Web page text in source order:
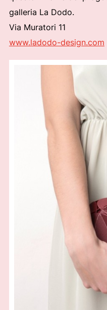
galleria La Dodo.
Via Muratori 11
www.ladodo-design.com